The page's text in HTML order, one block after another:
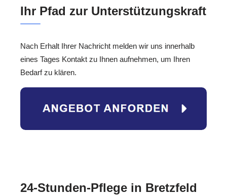
Ihr Pfad zur Unterstützungskraft
Nach Erhalt Ihrer Nachricht melden wir uns innerhalb
eines Tages Kontakt zu Ihnen aufnehmen, um Ihren
Bedarf zu klären.
24-Stunden-Pflege in Bretzfeld